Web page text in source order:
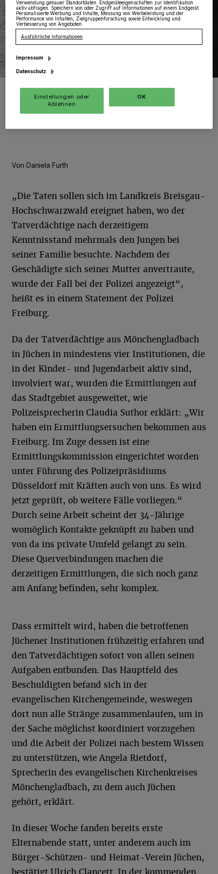
Die vorhandenen Schutz- und Präventionskonzepte der
Institutionen scheinen zu funktionieren.
Von Daniela Furth
„Die Taten sollen sich im Landkreis Breisgau-
Hochschwarzwald ereignet haben, wo der
Tatverdächtige nach derzeitigem
Kenntnisstand mehrmals den Jungen bei
seiner Familie besuchte. Nachdem der
Geschädigte sich seiner Mutter anvertraute,
wurde der Fall bei der Polizei angezeigt“,
heißt es in einem Statement der Polizei
Freiburg.
Da der Tatverdächtige aus Mönchengladbach
in Jüchen in mindestens vier Institutionen, die
in der Kinder- und Jugendarbeit aktiv sind,
involviert war, wurden die Ermittlungen auf
das Stadtgebiet ausgeweitet, wie
Polizeisprecherin Claudia Suthor erklärt: „Wir
haben ein Ermittlungsersuchen bekommen aus
Freiburg. Im Zuge dessen ist eine
Ermittlungskommission eingerichtet worden
unter Führung des Polizeipräsidiums
Düsseldorf mit Kräften auch von uns. Es wird
jetzt geprüft, ob weitere Fälle vorliegen.“
Durch seine Arbeit scheint der 34-Jährige
womöglich Kontakte geknüpft zu haben und
von da ins private Umfeld gelangt zu sein.
Diese Querverbindungen machen die
derzeitigen Ermittlungen, die sich noch ganz
am Anfang befinden, sehr komplex.
Dass ermittelt wird, haben die betroffenen
Jüchener Institutionen frühzeitig erfahren und
den Tatverdächtigen sofort von allen seinen
Aufgaben entbunden. Das Hauptfeld des
Beschuldigten befand sich in der
evangelischen Kirchengemeinde, weswegen
dort nun alle Stränge zusammenlaufen, um in
der Sache möglichst koordiniert vorzugehen
und die Arbeit der Polizei nach bestem Wissen
zu unterstützen, wie Angela Rietdorf,
Sprecherin des evangelischen Kirchenkreises
Mönchengladbach, zu dem auch Jüchen
gehört, erklärt.
In dieser Woche fanden bereits erste
Elternabende statt, unter anderem auch im
Bürger-Schützen- und Heimat-Verein Jüchen,
Verwendung genauer Standortdaten. Endgeräteeigenschaften zur Identifikation
aktiv abfragen. Speichern von oder Zugriff auf Informationen auf einem Endgerät.
Personalisierte Werbung und Inhalte, Messung von Werbeleistung und der
Performance von Inhalten, Zielgruppenforschung sowie Entwicklung und
Verbesserung von Angeboten.
Ausführliche Informationen
Impressum
Datenschutz
Einstellungen oder
Ablehnen
OK